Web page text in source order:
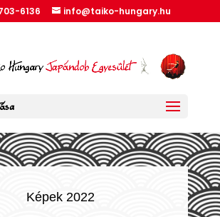
6136 info@taiko-hungary.hu
Képek 2022